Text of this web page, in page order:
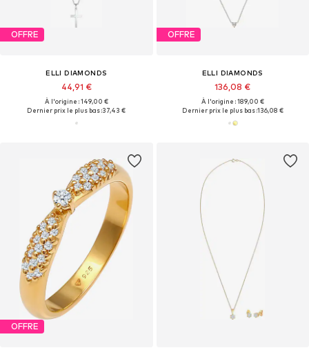
OFFRE
ELLI DIAMONDS
44,91 €
À l'origine : 149,00 €
Dernier prix le plus bas :37,43 €
OFFRE
ELLI DIAMONDS
136,08 €
À l'origine : 189,00 €
Dernier prix le plus bas :136,08 €
OFFRE